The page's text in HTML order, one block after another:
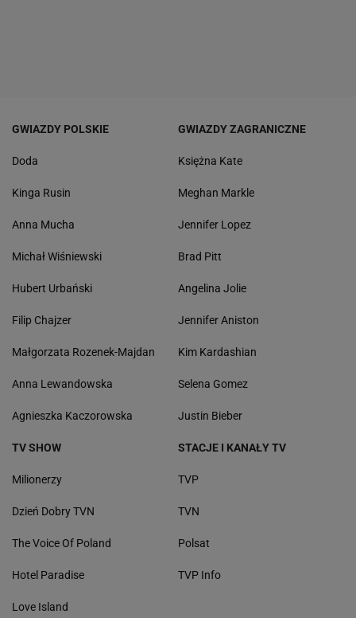
GWIAZDY POLSKIE
Doda
Kinga Rusin
Anna Mucha
Michał Wiśniewski
Hubert Urbański
Filip Chajzer
Małgorzata Rozenek-Majdan
Anna Lewandowska
Agnieszka Kaczorowska
GWIAZDY ZAGRANICZNE
Księżna Kate
Meghan Markle
Jennifer Lopez
Brad Pitt
Angelina Jolie
Jennifer Aniston
Kim Kardashian
Selena Gomez
Justin Bieber
TV SHOW
Milionerzy
Dzień Dobry TVN
The Voice Of Poland
Hotel Paradise
Love Island
STACJE I KANAŁY TV
TVP
TVN
Polsat
TVP Info